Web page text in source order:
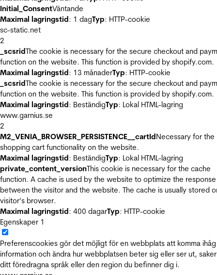
Initial_ConsentVäntande
Maximal lagringstid: 1 dagTyp: HTTP-cookie
sc-static.net
2
_scsridThe cookie is necessary for the secure checkout and
function on the website. This function is provided by shopify.com.
Maximal lagringstid: 13 månaderTyp: HTTP-cookie
_scsridThe cookie is necessary for the secure checkout and
function on the website. This function is provided by shopify.com.
Maximal lagringstid: BeständigTyp: Lokal HTML-lagring
www.garnius.se
2
M2_VENIA_BROWSER_PERSISTENCE__cartIdNecessary for the
shopping cart functionality on the website.
Maximal lagringstid: BeständigTyp: Lokal HTML-lagring
private_content_versionThis cookie is necessary for the cache
function. A cache is used by the website to optimize the
between the visitor and the website. The cache is usually stored
visitor’s browser.
Maximal lagringstid: 400 dagarTyp: HTTP-cookie
Egenskaper 1
Preferenscookies gör det möjligt för en webbplats att komma ihåg
information och ändra hur webbplatsen beter sig eller ser ut,
ditt föredragna språk eller den region du befinner dig i.